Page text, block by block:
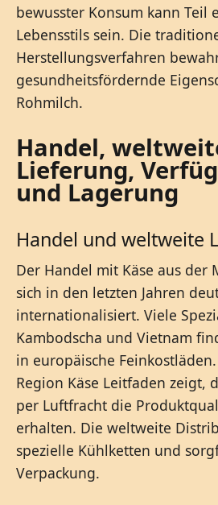
bewusster Konsum kann Teil
Lebensstils sein. Die
Herstellungsverfahren
gesundheitsfördernde
Rohmilch.
Handel,
Lieferung,
und Lagerung
Handel und weltweite
Der Handel mit Käse aus der
sich in den letzten Jahren
internationalisiert. Viele
Kambodscha und Vietnam
in europäische
Region Käse Leitfaden zeigt,
per Luftfracht die
erhalten. Die weltweite
spezielle Kühlketten und
Verpackung.